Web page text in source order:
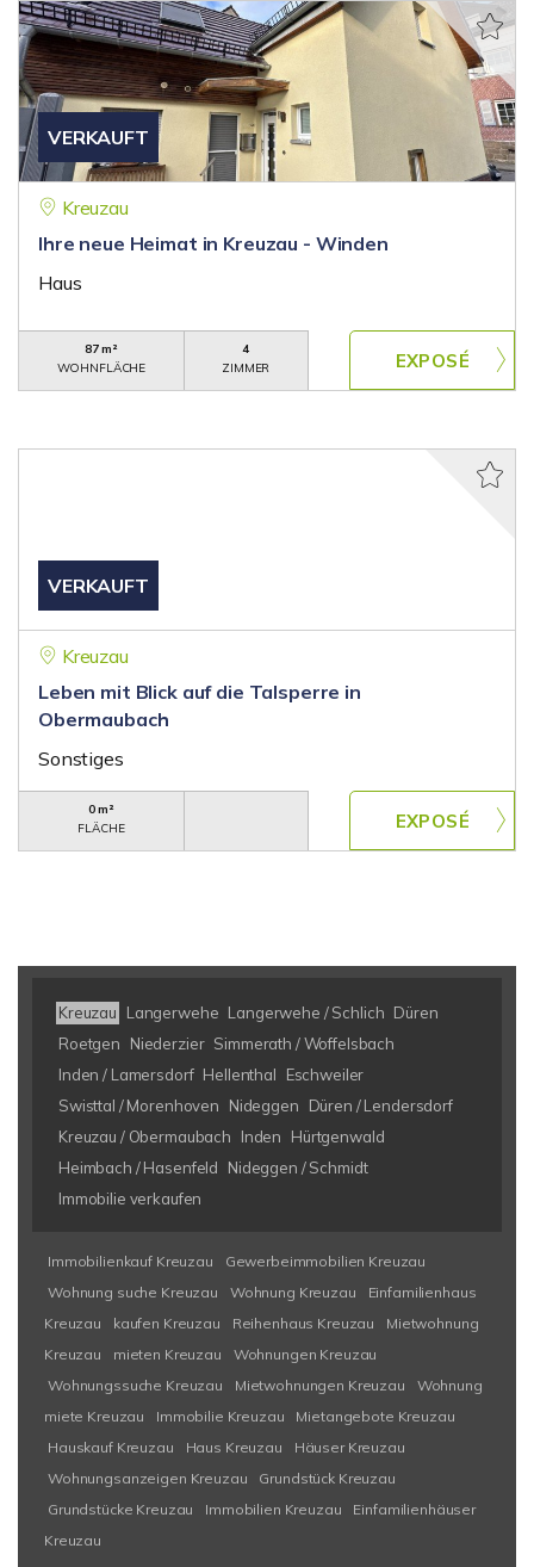
VERKAUFT
Kreuzau
Ihre neue Heimat in Kreuzau - Winden
Haus
87 m²
WOHNFLÄCHE
4
ZIMMER
VERKAUFT
Kreuzau
Leben mit Blick auf die Talsperre in
Obermaubach
Sonstiges
0 m²
FLÄCHE
Kreuzau Langerwehe Langerwehe / Schlich Düren
Roetgen
Niederzier Simmerath / Woffelsbach
Inden / Lamersdorf Hellenthal
Eschweiler
Swisttal / Morenhoven
Nideggen
Düren / Lendersdorf
Kreuzau / Obermaubach
Inden
Hürtgenwald
Heimbach / Hasenfeld
Nideggen / Schmidt
Immobilie verkaufen
Immobilienkauf Kreuzau
Gewerbeimmobilien Kreuzau
Wohnung suche Kreuzau
Wohnung Kreuzau
Einfamilienhaus
Kreuzau
kaufen Kreuzau Reihenhaus Kreuzau
Mietwohnung
Kreuzau
mieten Kreuzau
Wohnungen Kreuzau
Wohnungssuche Kreuzau
Mietwohnungen Kreuzau
Wohnung
miete Kreuzau
Immobilie Kreuzau
Mietangebote Kreuzau
Hauskauf Kreuzau
Haus Kreuzau
Häuser Kreuzau
Wohnungsanzeigen Kreuzau
Grundstück Kreuzau
Grundstücke Kreuzau
Immobilien Kreuzau
Einfamilienhäuser
Kreuzau